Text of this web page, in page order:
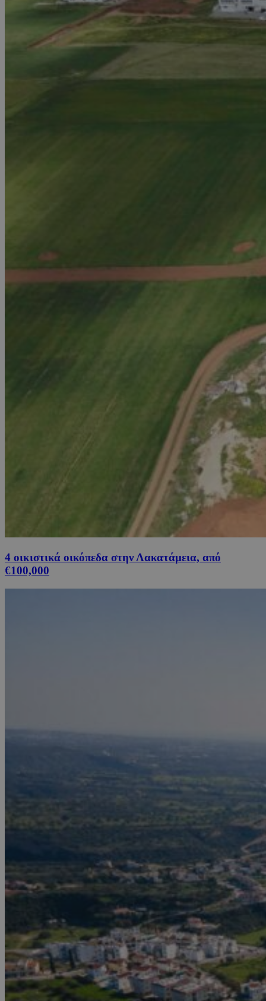
4 οικιστικά οικόπεδα στην Λακατάμεια, από
€100,000